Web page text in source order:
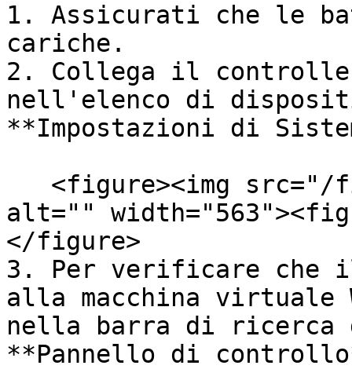
1. Assicurati che le
cariche.
2. Collega il
nell'elenco di
**Impostazioni di
alt=""
</figure>
3. Per verificare che
alla macchina virtuale
nella barra di ricerca
**Pannello di